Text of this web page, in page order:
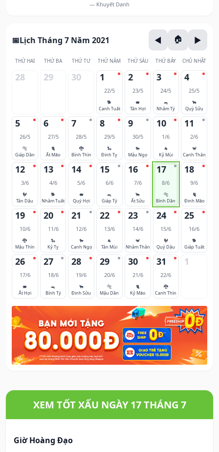
— Khuyết Danh
Lịch Tháng 7 Năm 2021
THỨ HAI THỨ BA THỨ TƯ THỨ NĂM THỨ SÁU THỨ BẢY CHỦ NHẬT
28 29 30 1
22/5
🐕
Canh Tuất
2
23/5
🐖
Tân Hợi
3
24/5
🐀
Nhâm Tý
4
25/5
🐂
Quý Sửu
5
26/5
🐅
Giáp Dần
6
27/5
🐈
Ất Mão
7
28/5
🐉
Bính Thìn
8
29/5
🐍
Đinh Tỵ
9
30/5
🐎
Mậu Ngọ
10
1/6
🐐
Kỷ Mùi
11
2/6
🐒
Canh Thân
12
3/6
🐓
Tân Dậu
13
4/6
🐕
Nhâm Tuất
14
5/6
🐖
Quý Hợi
15
6/6
🐀
Giáp Tý
16
7/6
🐂
Ất Sửu
17
8/6
🐅
Bính Dần
18
9/6
🐈
Đinh Mão
19
10/6
🐉
Mậu Thìn
20
11/6
🐍
Kỷ Tỵ
21
12/6
🐎
Canh Ngọ
22
13/6
🐐
Tân Mùi
23
14/6
🐒
Nhâm Thân
24
15/6
🐓
Quý Dậu
25
16/6
🐕
Giáp Tuất
26
17/6
🐖
Ất Hợi
27
18/6
🐀
Bính Tý
28
19/6
🐂
Đinh Sửu
29
20/6
🐅
Mậu Dần
30
21/6
🐈
Kỷ Mão
31
22/6
🐉
Canh Thìn
1
XEM TỐT XẤU NGÀY 17 THÁNG 7
Giờ Hoàng Đạo